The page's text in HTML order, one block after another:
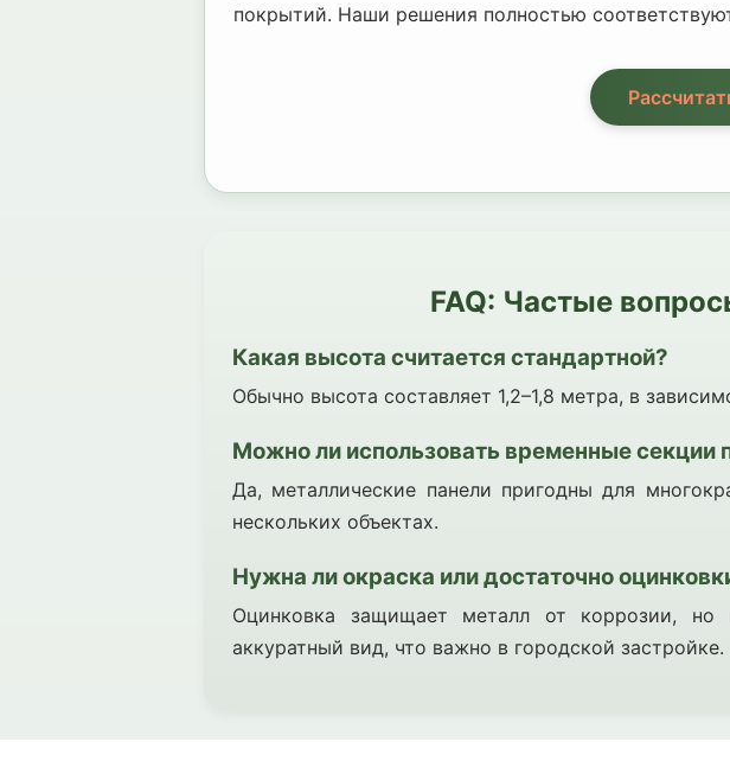
покрытий. Наши решения полностью
FAQ: Частые
Какая высота считается стандартной?
Обычно высота составляет 1,2–1,8 метра, в
Можно ли использовать временные секции
Да, металлические панели пригодны для
нескольких объектах.
Нужна ли окраска или достаточно
Оцинковка защищает металл от коррозии, но
аккуратный вид, что важно в городской застройке.